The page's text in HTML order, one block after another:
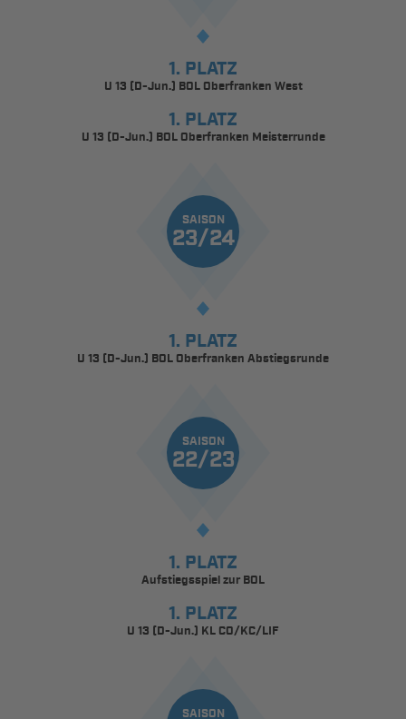
1. PLATZ
U 13 (D-Jun.) BOL Oberfranken West
1. PLATZ
U 13 (D-Jun.) BOL Oberfranken Meisterrunde
SAISON
23/24
1. PLATZ
U 13 (D-Jun.) BOL Oberfranken Abstiegsrunde
SAISON
22/23
1. PLATZ
Aufstiegsspiel zur BOL
1. PLATZ
U 13 (D-Jun.) KL CO/KC/LIF
SAISON